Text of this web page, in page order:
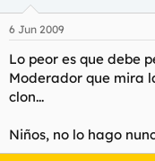
6 Jun 2009
Lo peor es que debe
Moderador que mira
clon...
Niños, no lo hago